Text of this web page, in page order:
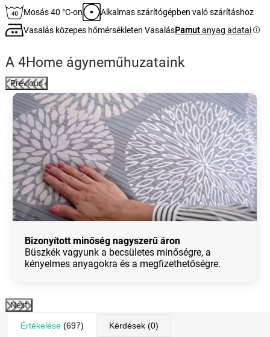
Mosás 40 °C-on
Alkalmas szárítógépben való szárításhoz
Vasalás közepes hőmérsékleten VasalásPamutanyag adatai
A 4Home ágyneműhuzataink
Previous
Bizonyított minőség nagyszerű áron
Büszkék vagyunk a becsületes minőségre, a
kényelmes anyagokra és a megfizethetőségre.
Next
Értékelése(697) Kérdések(0)